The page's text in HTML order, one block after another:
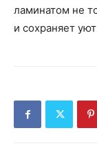
ламинатом не
и сохраняет